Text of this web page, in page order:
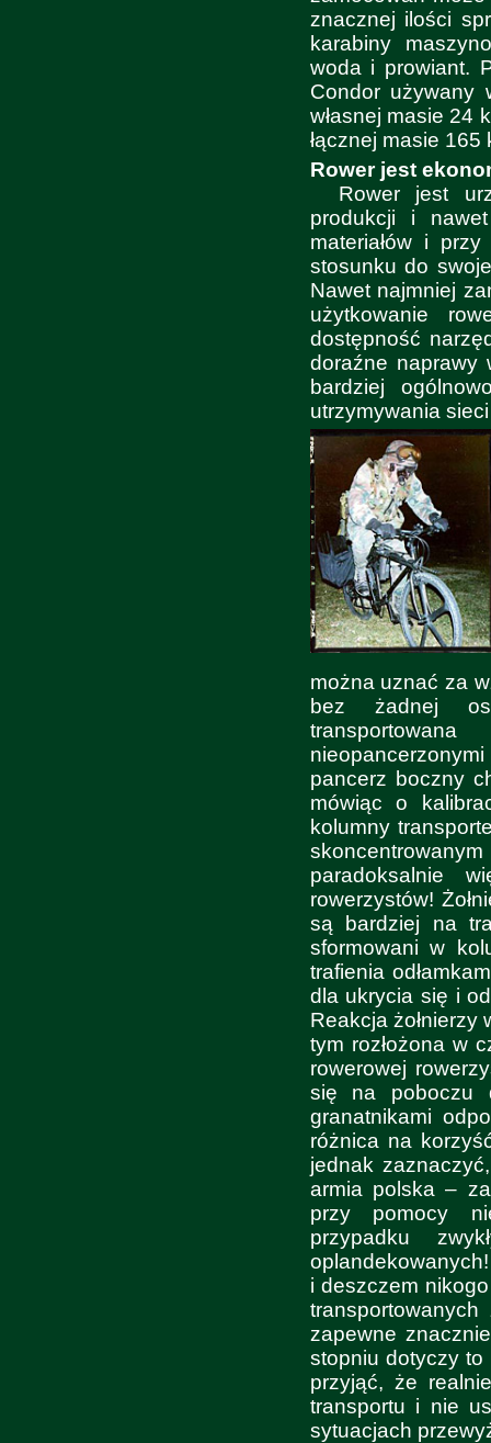
znacznej ilości
karabiny
woda i prowiant.
Condor używany
własnej masie 24
łącznej masie 165
Rower jest
Rower jest
produkcji i
materiałów i
stosunku do
Nawet najmniej
użytkowanie
dostępność
doraźne naprawy
bardziej
utrzymywania
można uznać za
bez żadnej
pancerz boczny
mówiąc o
kolumny
paradoksalnie
rowerzystów!
są bardziej na
sformowani w
trafienia
dla ukrycia się i
Reakcja
tym rozłożona w
rowerowej
się na poboczu
granatnikami
różnica na
jednak
armia polska –
przy pomocy
przypadku
i deszczem
transportowanych
zapewne
stopniu dotyczy
przyjąć, że
transportu i nie
sytuacjach